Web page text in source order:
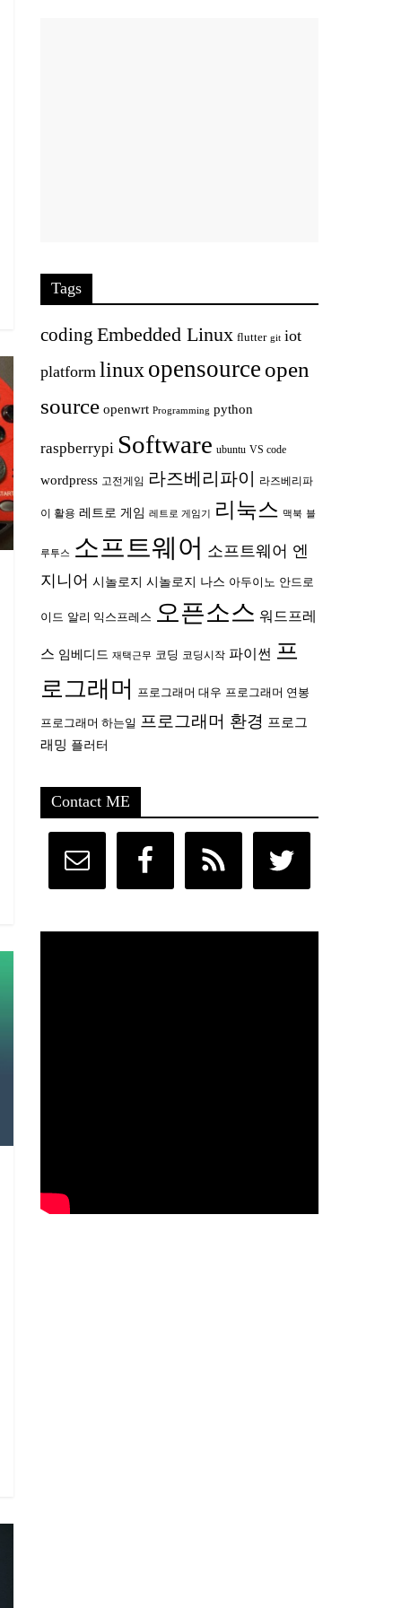
Tags
coding Embedded Linux flutter git iot
platform linux opensource open
source openwrt Programming python
raspberrypi Software ubuntu VS code
wordpress 고전게임 라즈베리파이 라즈베리파
이 활용 레트로 게임 레트로 게임기 리눅스 맥북 블
루투스 소프트웨어 소프트웨어 엔
지니어 시놀로지 시놀로지 나스 아두이노 안드로
이드 알리 익스프레스 오픈소스 워드프레
스 임베디드 재택근무 코딩 코딩시작 파이썬 프
로그래머
프로그래머 대우 프로그래머 연봉
프로그래머 하는일 프로그래머 환경 프로그
래밍 플러터
Contact ME